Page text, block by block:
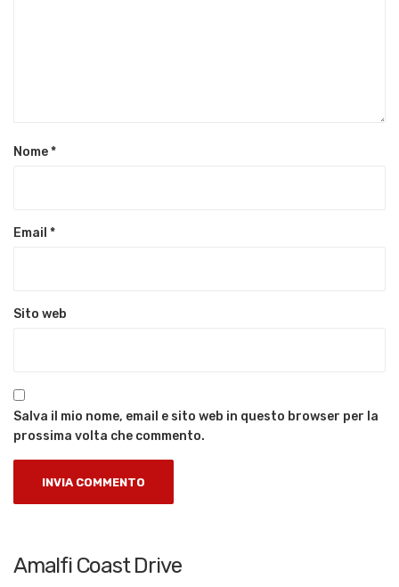
Nome*
Email *
Sito web
Salva il mio nome, email e sito web in questo browser per la
prossima volta che commento.
Amalfi Coast Drive